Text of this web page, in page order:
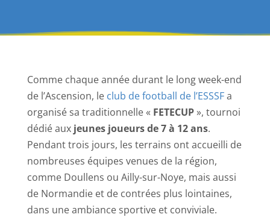
Comme chaque année durant le long week-end
de l’Ascension, le club de football de l’ESSSFa
organisé sa traditionnelle « FETECUP», tournoi
dédié aux jeunes joueurs de 7 à 12 ans.
Pendant trois jours, les terrains ont accueilli de
nombreuses équipes venues de la région,
comme Doullens ou Ailly-sur-Noye, mais aussi
de Normandie et de contrées plus lointaines,
dans une ambiance sportive et conviviale.